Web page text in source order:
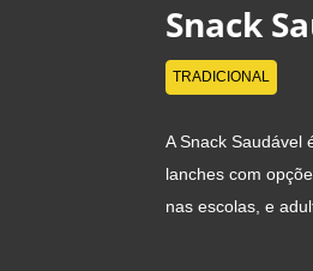
Snack
TRADICIONAL
A Snack Saudável
lanches com
nas escolas, e